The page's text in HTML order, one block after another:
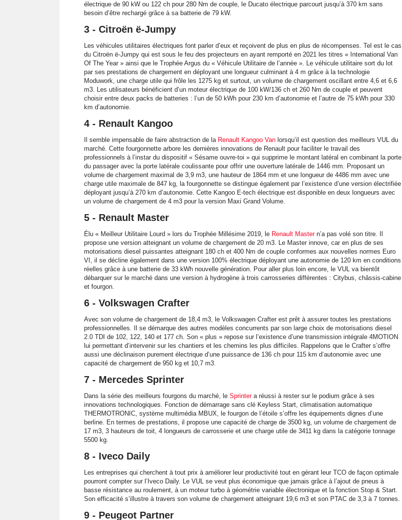
électrique de 90 kW ou 122 ch pour 280 Nm de couple, le Ducato électrique parcourt jusqu’à 370 km sans
besoin d’être rechargé grâce à sa batterie de 79 kW.
3 - Citroën ë-Jumpy
Les véhicules utilitaires électriques font parler d’eux et reçoivent de plus en plus de récompenses. Tel est le cas
du Citroën ë-Jumpy qui est sous le feu des projecteurs en ayant remporté en 2021 les titres « International Van
Of The Year » ainsi que le Trophée Argus du « Véhicule Utilitaire de l’année ». Le véhicule utilitaire sort du lot
par ses prestations de chargement en déployant une longueur culminant à 4 m grâce à la technologie
Moduwork, une charge utile qui frôle les 1275 kg et surtout, un volume de chargement oscillant entre 4,6 et 6,6
m3. Les utilisateurs bénéficient d’un moteur électrique de 100 kW/136 ch et 260 Nm de couple et peuvent
choisir entre deux packs de batteries : l’un de 50 kWh pour 230 km d’autonomie et l’autre de 75 kWh pour 330
km d’autonomie.
4 - Renault Kangoo
Il semble impensable de faire abstraction de la Renault Kangoo Van lorsqu’il est question des meilleurs VUL du
marché. Cette fourgonnette arbore les dernières innovations de Renault pour faciliter le travail des
professionnels à l’instar du dispositif « Sésame ouvre-toi » qui supprime le montant latéral en combinant la porte
du passager avec la porte latérale coulissante pour offrir une ouverture latérale de 1446 mm. Proposant un
volume de chargement maximal de 3,9 m3, une hauteur de 1864 mm et une longueur de 4486 mm avec une
charge utile maximale de 847 kg, la fourgonnette se distingue également par l’existence d’une version électrifiée
déployant jusqu’à 270 km d’autonomie. Cette Kangoo E-tech électrique est disponible en deux longueurs avec
un volume de chargement de 4 m3 pour la version Maxi Grand Volume.
5 - Renault Master
Élu « Meilleur Utilitaire Lourd » lors du Trophée Millésime 2019, le Renault Mastern’a pas volé son titre. Il
propose une version atteignant un volume de chargement de 20 m3. Le Master innove, car en plus de ses
motorisations diesel puissantes atteignant 180 ch et 400 Nm de couple conformes aux nouvelles normes Euro
VI, il se décline également dans une version 100% électrique déployant une autonomie de 120 km en conditions
réelles grâce à une batterie de 33 kWh nouvelle génération. Pour aller plus loin encore, le VUL va bientôt
débarquer sur le marché dans une version à hydrogène à trois carrosseries différentes : Citybus, châssis-cabine
et fourgon.
6 - Volkswagen Crafter
Avec son volume de chargement de 18,4 m3, le Volkswagen Crafter est prêt à assurer toutes les prestations
professionnelles. Il se démarque des autres modèles concurrents par son large choix de motorisations diesel
2.0 TDI de 102, 122, 140 et 177 ch. Son « plus » repose sur l’existence d’une transmission intégrale 4MOTION
lui permettant d’intervenir sur les chantiers et les chemins les plus difficiles. Rappelons que le Crafter s’offre
aussi une déclinaison purement électrique d’une puissance de 136 ch pour 115 km d’autonomie avec une
capacité de chargement de 950 kg et 10,7 m3.
7 - Mercedes Sprinter
Dans la série des meilleurs fourgons du marché, le Sprintera réussi à rester sur le podium grâce à ses
innovations technologiques. Fonction de démarrage sans clé Keyless Start, climatisation automatique
THERMOTRONIC, système multimédia MBUX, le fourgon de l’étoile s’offre les équipements dignes d’une
berline. En termes de prestations, il propose une capacité de charge de 3500 kg, un volume de chargement de
17 m3, 3 hauteurs de toit, 4 longueurs de carrosserie et une charge utile de 3411 kg dans la catégorie tonnage
5500 kg.
8 - Iveco Daily
Les entreprises qui cherchent à tout prix à améliorer leur productivité tout en gérant leur TCO de façon optimale
pourront compter sur l’Iveco Daily. Le VUL se veut plus économique que jamais grâce à l’ajout de pneus à
basse résistance au roulement, à un moteur turbo à géométrie variable électronique et la fonction Stop & Start.
Son efficacité s’illustre à travers son volume de chargement atteignant 19,6 m3 et son PTAC de 3,3 à 7 tonnes.
9 - Peugeot Partner